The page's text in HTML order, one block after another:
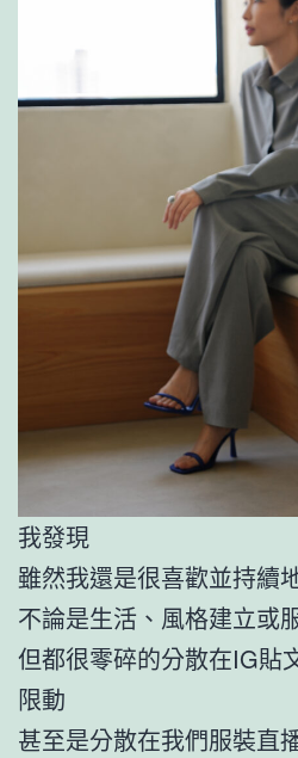
我發現
雖然我還是很喜歡並持續
不論是生活、風格建立或
但都很零碎的分散在IG貼
限動
甚至是分散在我們服裝直